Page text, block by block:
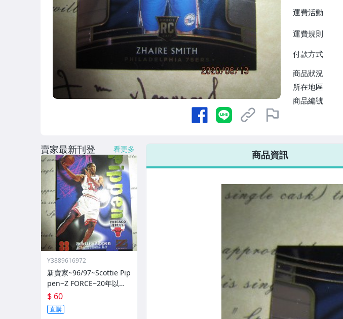
運費活動
運費規則
付款方式
商品狀況
所在地區
商品編號
商品資訊
賣家最新刊登 看更多
Y3889616972
新賣家~96/97~Scottie Pip
pen~Z FORCE~20年以上
歷史~無限量~
$ 60
直購